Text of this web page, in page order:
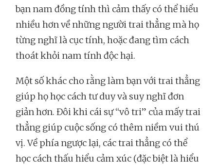
bạn nam đồng tính thì cảm thấy có thể hiểu
nhiều hơn về những người trai thẳng mà họ
từng nghĩ là cục tính, hoặc đang tìm cách
thoát khỏi nam tính độc hại.
Một số khác cho rằng làm bạn với trai thẳng
giúp họ học cách tư duy và suy nghĩ đơn
giản hơn. Đôi khi cái sự “vô tri” của mấy trai
thẳng giúp cuộc sống có thêm niềm vui thú
vị. Về phía ngược lại, các trai thẳng có thể
học cách thấu hiểu cảm xúc (đặc biệt là hiểu